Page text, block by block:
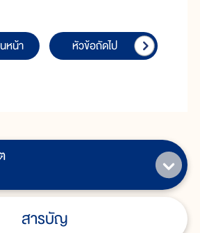
สารบัญ
หน้า หัวข้อถัดไป